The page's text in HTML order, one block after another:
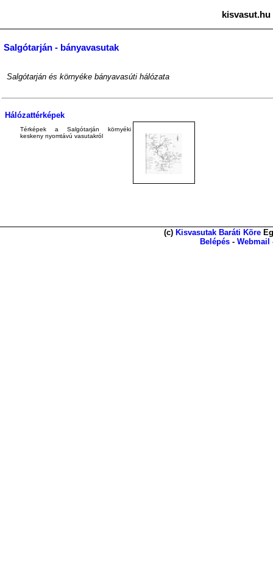
Salgótarján - bányavasutak
Salgótarján és környéke bányavasúti hálózata
Hálózattérképek
Térképek a Salgótarján környéki
keskeny nyomtávú vasutakról
(c) Kisvasutak Baráti Köre
Belépés - Webmail